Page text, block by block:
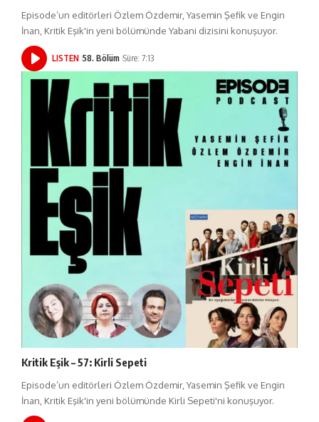
Episode’un editörleri Özlem Özdemir, Yasemin Şefik ve Engin
İnan, Kritik Eşik'in yeni bölümünde Yabani dizisini konuşuyor.
LISTEN 58. Bölüm Süre: 7:13
Kritik Eşik – 57: Kirli Sepeti
Episode’un editörleri Özlem Özdemir, Yasemin Şefik ve Engin
İnan, Kritik Eşik'in yeni bölümünde Kirli Sepeti'ni konuşuyor.